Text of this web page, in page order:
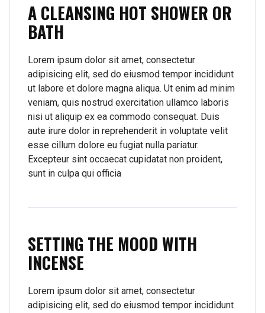
A CLEANSING HOT SHOWER OR
BATH
Lorem ipsum dolor sit amet, consectetur
adipisicing elit, sed do eiusmod tempor incididunt
ut labore et dolore magna aliqua. Ut enim ad minim
veniam, quis nostrud exercitation ullamco laboris
nisi ut aliquip ex ea commodo consequat. Duis
aute irure dolor in reprehenderit in voluptate velit
esse cillum dolore eu fugiat nulla pariatur.
Excepteur sint occaecat cupidatat non proident,
sunt in culpa qui officia
SETTING THE MOOD WITH
INCENSE
Lorem ipsum dolor sit amet, consectetur
adipisicing elit, sed do eiusmod tempor incididunt